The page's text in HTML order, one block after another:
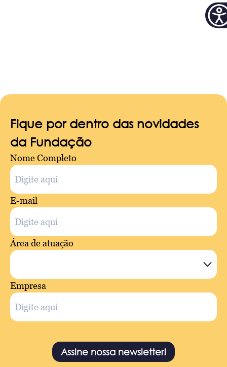
Fique por dentro das novidades
da Fundação
Nome Completo
E-mail
Área de atuação
Empresa
Assine nossa newsletter!